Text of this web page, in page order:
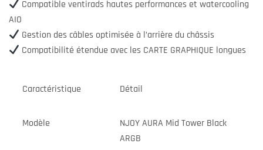
Compatible ventirads hautes performances et watercooling
AIO
Gestion des câbles optimisée à l’arrière du châssis
Compatibilité étendue avec les CARTE GRAPHIQUE longues
Caractéristique Détail
Modèle
NJOY AURA Mid Tower Black
ARGB